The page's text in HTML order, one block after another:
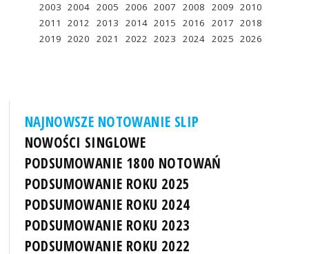
2003 2004 2005 2006 2007 2008 2009 2010
2011
2012 2013 2014 2015 2016 2017 2018
2019 2020 2021 2022 2023 2024 2025 2026
NAJNOWSZE NOTOWANIE SLIP
NOWOŚCI SINGLOWE
PODSUMOWANIE 1800 NOTOWAŃ
PODSUMOWANIE ROKU 2025
PODSUMOWANIE ROKU 2024
PODSUMOWANIE ROKU 2023
PODSUMOWANIE ROKU 2022